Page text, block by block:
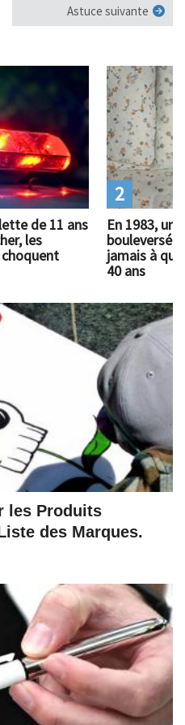
Astuce suivante
de 11 ans
les
En 1983, un
bouleversé
jamais à
40 ans
2
les Produits
des Marques.